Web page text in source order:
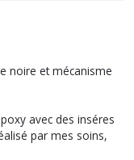
noire et mécanisme
avec des inséres
par mes soins,